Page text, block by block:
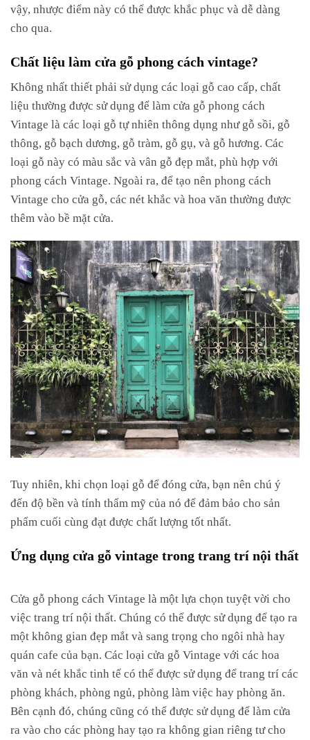
vậy, nhược điểm này có thể được khắc phục và dễ dàng
cho qua.
Chất liệu làm cửa gỗ phong cách vintage?
Không nhất thiết phải sử dụng các loại gỗ cao cấp, chất
liệu thường được sử dụng để làm cửa gỗ phong cách
Vintage là các loại gỗ tự nhiên thông dụng như gỗ sồi, gỗ
thông, gỗ bạch dương, gỗ tràm, gỗ gụ, và gỗ hương. Các
loại gỗ này có màu sắc và vân gỗ đẹp mắt, phù hợp với
phong cách Vintage. Ngoài ra, để tạo nên phong cách
Vintage cho cửa gỗ, các nét khắc và hoa văn thường được
thêm vào bề mặt cửa.
Tuy nhiên, khi chọn loại gỗ để đóng cửa, bạn nên chú ý
đến độ bền và tính thẩm mỹ của nó để đảm bảo cho sản
phẩm cuối cùng đạt được chất lượng tốt nhất.
Ứng dụng cửa gỗ vintage trong trang trí nội thất
Cửa gỗ phong cách Vintage là một lựa chọn tuyệt vời cho
việc trang trí nội thất. Chúng có thể được sử dụng để tạo ra
một không gian đẹp mắt và sang trọng cho ngôi nhà hay
quán cafe của bạn. Các loại cửa gỗ Vintage với các hoa
văn và nét khắc tinh tế có thể được sử dụng để trang trí các
phòng khách, phòng ngủ, phòng làm việc hay phòng ăn.
Bên cạnh đó, chúng cũng có thể được sử dụng để làm cửa
ra vào cho các phòng hay tạo ra không gian riêng tư cho